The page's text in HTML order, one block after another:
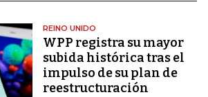
REINO UNIDO
WPP registra su mayor
subida histórica tras el
impulso de su plan de
reestructuración